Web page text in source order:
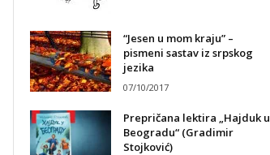
“Jesen u mom kraju” –
pismeni sastav iz srpskog
jezika
07/10/2017
Prepričana lektira „Hajduk u
Beogradu“ (Gradimir
Stojković)